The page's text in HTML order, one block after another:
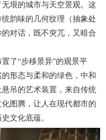
垠的城市与天空景观。这
韵味的几何纹理（抽象处
对话，既不突兀，又暗合
了“步移景异”的观景平
形态与柔和的绿色，中和
吊的艺术装置，来自传统
图腾，让人在现代都市的
文化底蕴。